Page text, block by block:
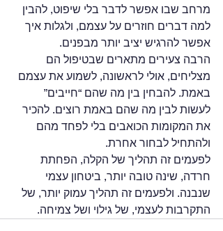
מרחב שבו אפשר לדבר בלי שיפוט, להבין
למה דברים חוזרים על עצמם, ולגלות איך
אפשר להרגיש יציב יותר מבפנים.
הרבה צעירים מתארים שבטיפול הם
מצליחים, אולי לראשונה, לשמוע את עצמם
באמת. להבחין בין מה שהם “חייבים”
לעשות לבין מה שהם באמת רוצים. להכיר
את המקומות הכואבים בלי לפחד מהם
ולהתחיל לבחור אחרת.
לפעמים זה תהליך של הקלה, הפחתת
חרדה, שינה טובה יותר, ביטחון עצמי
שנבנה. ולפעמים זה תהליך עמוק יותר, של
התקרבות לעצמי, של גילוי ושל צמיחה.